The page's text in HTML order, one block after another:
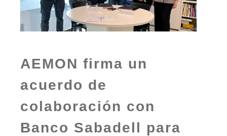
AEMON firma un
acuerdo de
colaboración con
Banco Sabadell para